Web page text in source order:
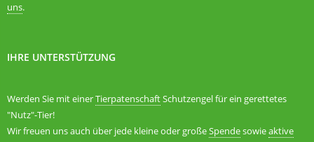
uns.
IHRE UNTERSTÜTZUNG
Werden Sie mit einerTierpatenschaftSchutzengel für ein gerettetes
"Nutz"-Tier!
Wir freuen uns auch über jede kleine oder großeSpendesowieaktive